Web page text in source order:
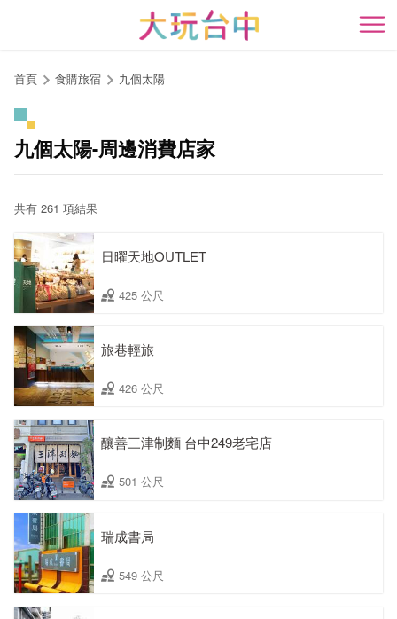
開
首頁 食購旅宿 九個太陽
九個太陽-周邊消費店家
共有 261 項結果
日曜天地OUTLET
425 公尺
旅巷輕旅
426 公尺
釀善三津制麵 台中249老宅店
501 公尺
瑞成書局
549 公尺